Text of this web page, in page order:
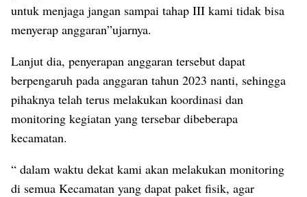
untuk menjaga jangan sampai tahap III kami tidak bisa
menyerap anggaran”ujarnya.
Lanjut dia, penyerapan anggaran tersebut dapat
berpengaruh pada anggaran tahun 2023 nanti, sehingga
pihaknya telah terus melakukan koordinasi dan
monitoring kegiatan yang tersebar dibeberapa
kecamatan.
“ dalam waktu dekat kami akan melakukan monitoring
di semua Kecamatan yang dapat paket fisik, agar